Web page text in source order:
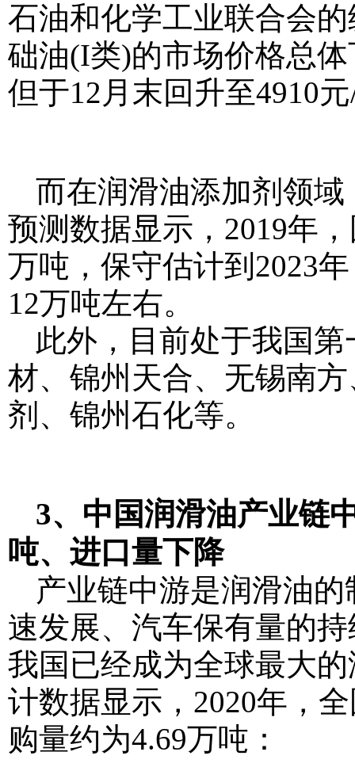
石油和化学工业联合会
础油(I类)的市场价格总
但于12月末回升至4910
而在润滑油添加剂领
预测数据显示，2019年
万吨，保守估计到2023
12万吨左右。
此外，目前处于我国
材、锦州天合、无锡南
剂、锦州石化等。
3、中国润滑油产业链
吨、进口量下降
产业链中游是润滑油
速发展、汽车保有量的
我国已经成为全球最大
计数据显示，2020年，
购量约为4.69万吨：